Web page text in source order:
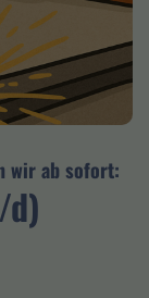
wir ab sofort:
eine
falls der